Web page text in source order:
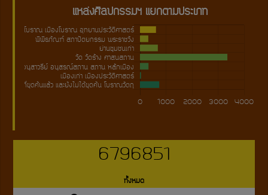
6796851
ทั้งหมด